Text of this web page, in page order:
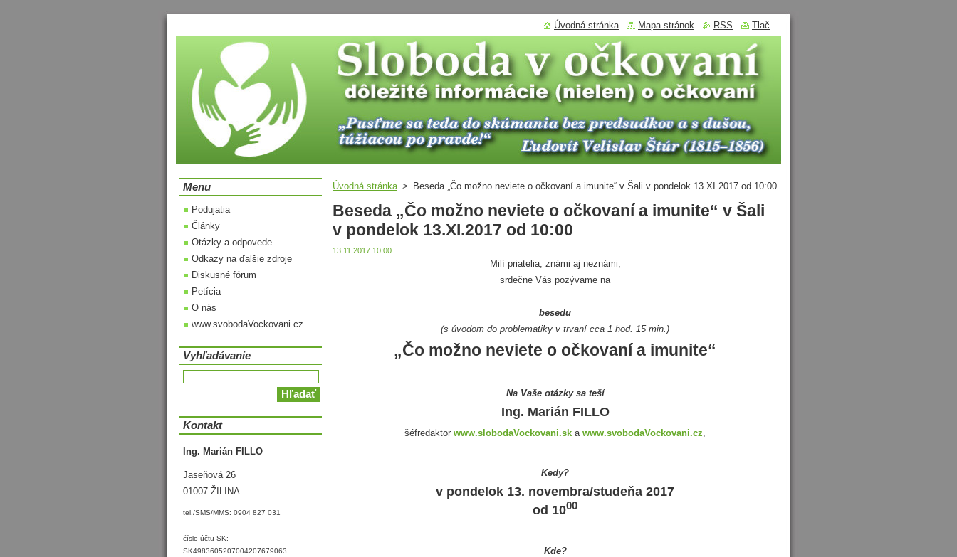
Úvodná stránka > Beseda „Čo možno neviete o očkovaní a imunite“ v Šali v pondelok 13.XI.2017 od 10:00
Beseda „Čo možno neviete o očkovaní a imunite“ v Šali
v pondelok 13.XI.2017 od 10:00
13.11.2017 10:00
Milí priatelia, známi aj neznámi,
srdečne Vás pozývame na
besedu
(s úvodom do problematiky v trvaní cca 1 hod. 15 min.)
„Čo možno neviete o očkovaní a imunite“
Na Vaše otázky sa teší
Ing. Marián FILLO
šéfredaktor www.slobodaVockovani.sk a www.svobodaVockovani.cz,
Kedy?
v pondelok 13. novembra/studeňa 2017
od 1000
Kde?
Menu
Podujatia
Články
Otázky a odpovede
Odkazy na ďalšie zdroje
Diskusné fórum
Petícia
O nás
www.svobodaVockovani.cz
Vyhľadávanie
Kontakt
Ing. Marián FILLO
Jaseňová 26
01007 ŽILINA
tel./SMS/MMS: 0904 827 031
číslo účtu SK:
SK4983605207004207679063
Úvodná stránka Mapa stránok RSS Tlač